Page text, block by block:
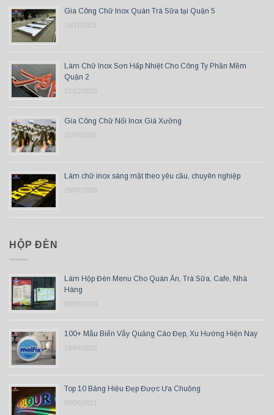
Gia Công Chữ Inox Quán Trà Sữa tại Quận 5
15/11/2023
Làm Chữ Inox Sơn Hấp Nhiệt Cho Công Ty Phần Mềm
Quận 2
27/12/2023
Gia Công Chữ Nổi Inox Giá Xưởng
11/07/2026
Làm chữ inox sáng mặt theo yêu cầu, chuyên nghiệp
29/07/2026
HỘP ĐÈN
Làm Hộp Đèn Menu Cho Quán Ăn, Trà Sữa, Cafe, Nhà
Hàng
08/03/2024
100+ Mẫu Biển Vẫy Quảng Cáo Đẹp, Xu Hướng Hiện Nay
18/04/2022
Top 10 Bảng Hiệu Đẹp Được Ưa Chuộng
08/06/2021